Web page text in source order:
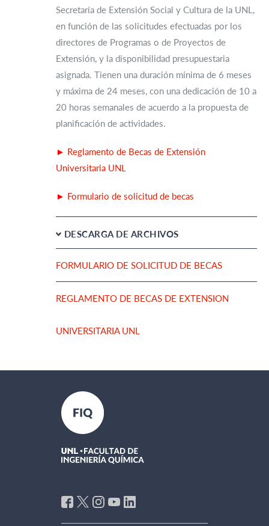
Secretaría de Extensión Social y Cultura de la UNL,
en función de las solicitudes efectuadas por los
directores de Programas o de Proyectos de
Extensión, y la disponibilidad presupuestaria
asignada. Tienen una duración mínima de 6 meses
y máxima de 24 meses, con una dedicación de 10 a
20 horas semanales de acuerdo a la propuesta de
planificación de actividades.
► Reglamento de Becas de Extensión
Universitaria UNL
► Formulario de solicitud de becas
DESCARGA DE ARCHIVOS
FORMULARIO DE SOLICITUD DE BECAS
REGLAMENTO DE BECAS DE EXTENSION
UNIVERSITARIA UNL